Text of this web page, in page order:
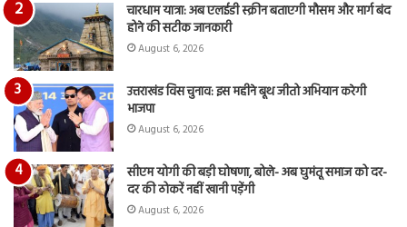
चारधाम यात्रा: अब एलईडी स्क्रीन बताएगी मौसम और मार्ग बंद
होने की सटीक जानकारी
August 6, 2026
उत्तराखंड विस चुनाव: इस महीने बूथ जीतो अभियान करेगी
भाजपा
August 6, 2026
सीएम योगी की बड़ी घोषणा, बोले- अब घुमंतू समाज को दर-
दर की ठोकरें नहीं खानी पड़ेंगी
August 6, 2026